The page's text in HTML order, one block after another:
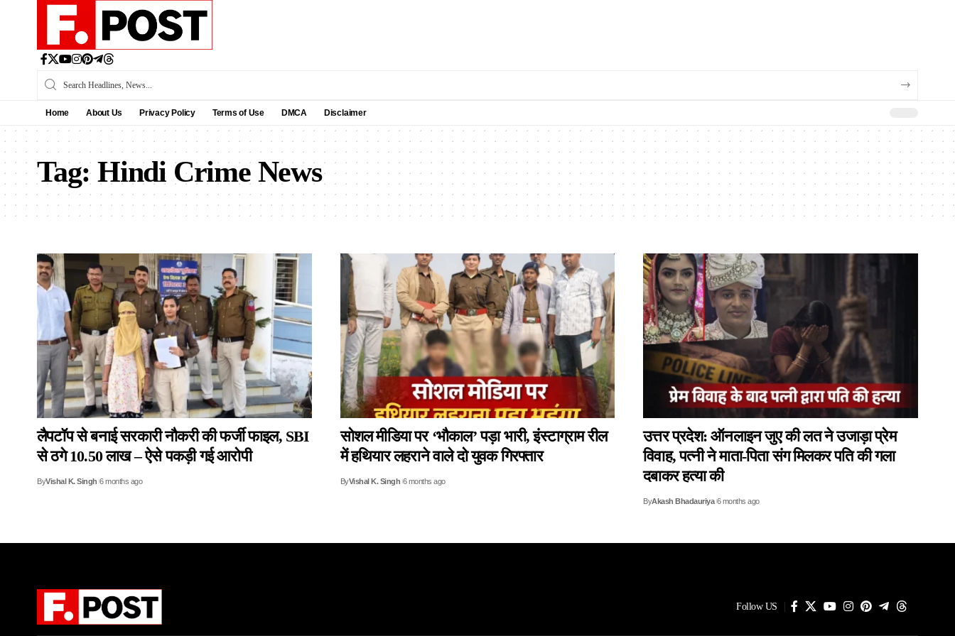
Home About Us Privacy Policy Terms of Use DMCA Disclaimer
Tag:Hindi Crime News
लैपटॉप से बनाई सरकारी नौकरी की फर्जी फाइल, SBI
से ठगे 10.50 लाख – ऐसे पकड़ी गई आरोपी
ByVishal K. Singh 6 months ago
सोशल मीडिया पर ‘भौकाल’ पड़ा भारी, इंस्टाग्राम रील
में हथियार लहराने वाले दो युवक गिरफ्तार
ByVishal K. Singh 6 months ago
उत्तर प्रदेश: ऑनलाइन जुए की लत ने उजाड़ा प्रेम
विवाह, पत्नी ने माता-पिता संग मिलकर पति की गला
दबाकर हत्या की
ByAkash Bhadauriya 6 months ago
Follow US